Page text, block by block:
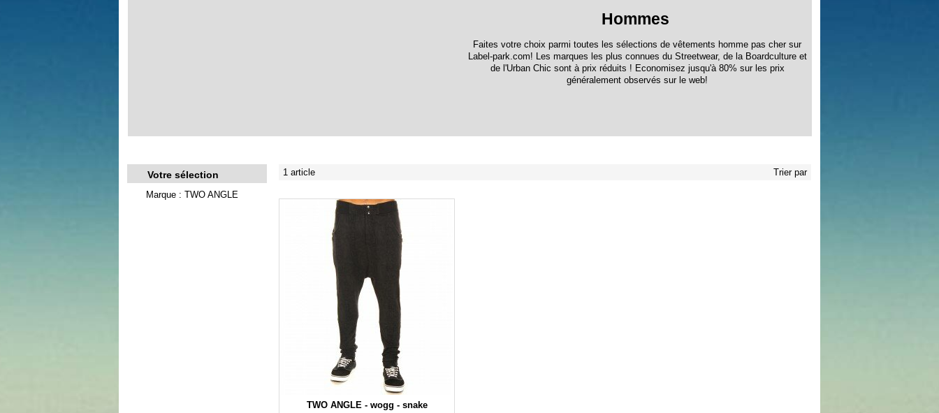
Hommes
Faites votre choix parmi toutes les sélections de vêtements homme pas cher sur
Label-park.com! Les marques les plus connues du Streetwear, de la Boardculture et
de l'Urban Chic sont à prix réduits ! Economisez jusqu'à 80% sur les prix
généralement observés sur le web!
Votre sélection
Marque : TWO ANGLE
1 article Trier par
TWO ANGLE - wogg - snake